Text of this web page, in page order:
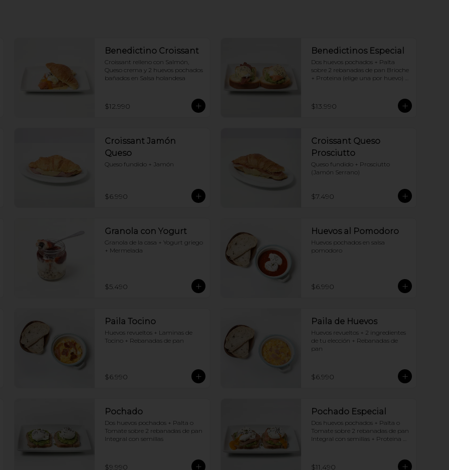
Benedictino Croissant
Croissant relleno con Salmón,
Queso crema y 2 huevos pochados
bañados en Salsa holandesa
$12.990
Benedictinos Especial
Dos huevos pochados + Palta
sobre 2 rebanadas de pan Brioche
+ Proteina (elige una por huevo) +
$13.990
Croissant Jamón
Queso
Queso fundido + Jamón
$6.990
Croissant Queso
Prosciutto
Queso fundido + Prosciutto
(Jamón Serrano)
$7.490
Granola con Yogurt
Granola de la casa + Yogurt griego
+ Mermelada
$5.490
Huevos al Pomodoro
Huevos pochados en salsa
pomodoro
$6.990
Paila Tocino
Huevos revueltos + Laminas de
Tocino + Rebanadas de pan
$6.990
Paila de Huevos
Huevos revueltos + 2 ingredientes
de tu elección + Rebanadas de
pan
$6.990
Pochado
Dos huevos pochados + Palta o
Tomate sobre 2 rebanadas de pan
Integral con semillas
$9.990
Pochado Especial
Dos huevos pochados + Palta o
Tomate sobre 2 rebanadas de pan
Integral con semillas + Proteina
$11.490